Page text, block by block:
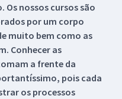
nossos cursos são
por um corpo
muito bem como as
Conhecer as
a frente da
pois cada
os processos